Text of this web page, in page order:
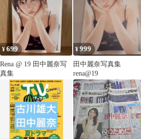
¥699
Rena @ 19 田中麗奈写
真集
¥999
田中麗奈写真集
rena@19